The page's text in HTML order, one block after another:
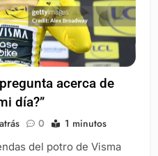
acerca de
día?”
0 1 minutos
del potro de Visma